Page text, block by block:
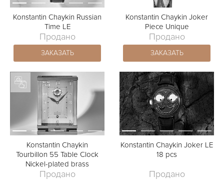
Konstantin Chaykin Russian
Time LE
Продано
ЗАКАЗАТЬ
Konstantin Chaykin Joker
Piece Unique
Продано
ЗАКАЗАТЬ
Konstantin Chaykin
Tourbillon 55 Table Clock
Nickel-plated brass
Продано
Konstantin Chaykin Joker LE
18 pcs
Продано